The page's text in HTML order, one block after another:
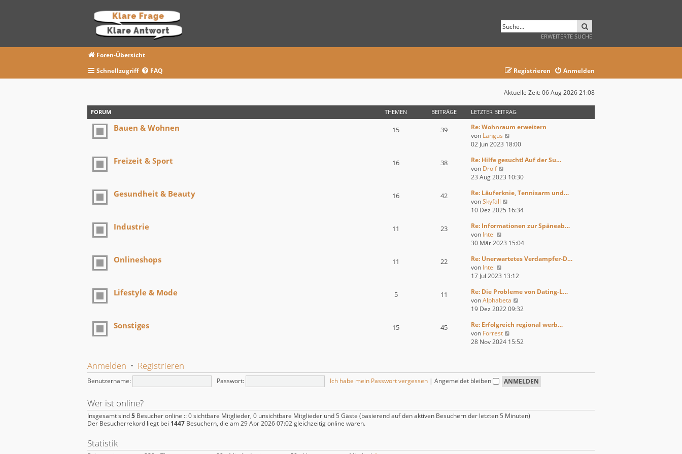
ERWEITERTE SUCHE
Foren-Übersicht
Schnellzugriff
FAQ Anmelden
Registrieren
Aktuelle Zeit: 06 Aug 2026 21:08
FORUM THEMEN BEITRÄGE LETZTER BEITRAG
Bauen & Wohnen 15 39
Re: Wohnraum erweitern
von Langus
e
e
t
r
e
t
a
02 Jun 2023 18:00
Freizeit & Sport 16 38
Re: Hilfe gesucht! Auf der Su…
von Drölf
e
e
s
t
r
e
t
a
g
23 Aug 2023 10:30
Gesundheit & Beauty 16 42
Re: Läuferknie, Tennisarm und…
vonSkyfall
e
e
t
r
e
t
r
a
g
10 Dez 2025 16:34
Industrie 11 23
Re: Informationen zur Späneab…
von Intel
e
e
t
r
B
e
t
r
a
30 Mär 2023 15:04
Onlineshops 11 22
Re: Unerwartetes Verdampfer-D…
von Intel
e
e
s
t
r
B
e
a
g
17 Jul 2023 13:12
Lifestyle & Mode 5 11
Re: Die Probleme von Dating-L…
vonAlphabeta
e
e
t
e
i
a
g
19 Dez 2022 09:32
Sonstiges 15 45
Re: Erfolgreich regional werb…
von Forrest
e
t
e
e
i
28 Nov 2024 15:52
Anmelden • Registrieren
Benutzername: Passwort: Ich habe mein Passwort vergessen | Angemeldet bleiben
Wer ist online?
Insgesamt sind5 Besucher online :: 0 sichtbare Mitglieder, 0 unsichtbare Mitglieder und 5 Gäste (basierend auf den aktiven Besuchern der letzten 5 Minuten)
Der Besucherrekord liegt bei 1447 Besuchern, die am 29 Apr 2026 07:02 gleichzeitig online waren.
Statistik